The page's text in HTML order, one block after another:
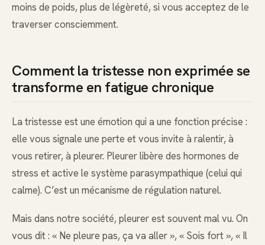
moins de poids, plus de légèreté, si vous acceptez de le
traverser consciemment.
Comment la tristesse non exprimée se
transforme en fatigue chronique
La tristesse est une émotion qui a une fonction précise :
elle vous signale une perte et vous invite à ralentir, à
vous retirer, à pleurer. Pleurer libère des hormones de
stress et active le système parasympathique (celui qui
calme). C’est un mécanisme de régulation naturel.
Mais dans notre société, pleurer est souvent mal vu. On
vous dit : « Ne pleure pas, ça va aller », « Sois fort », « Il